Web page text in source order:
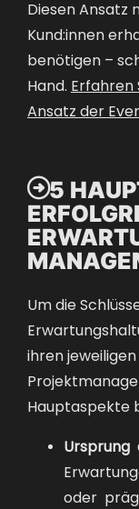
Diesen Ansatz
Kund:innen
benötigen –
Hand. Erfahren
Ansatz der
5
Um die
ihren
Hauptaspekte
Ursprung
oder